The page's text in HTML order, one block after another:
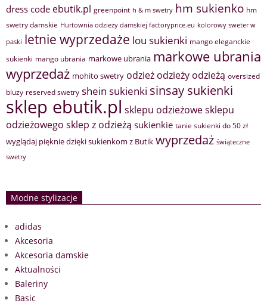
dress code ebutik.pl greenpoint h & m swetry hm sukienko hm
swetry damskie Hurtownia odzieży damskiej factoryprice.eu kolorowy sweter w
paski letnie wyprzedaże lou sukienki mango eleganckie
sukienki mango ubrania markowe ubrania markowe ubrania
wyprzedaż mohito swetry odzież odzieży odzieżą oversized
bluzy reserved swetry shein sukienki sinsay sukienki
sklep ebutik.pl sklepu odzieżowesklepu
odzieżowego sklep z odzieżą sukienkie tanie sukienki do 50 zł
wyglądaj pięknie dzięki sukienkom z Butik wyprzedaż świąteczne
swetry
Modne stylizacje
adidas
Akcesoria
Akcesoria damskie
Aktualności
Baleriny
Basic